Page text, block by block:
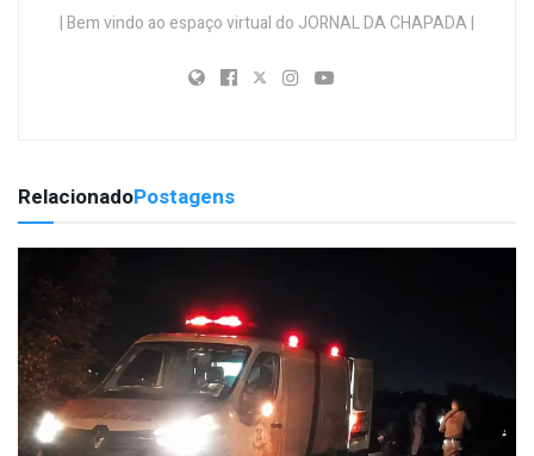
| Bem vindo ao espaço virtual do JORNAL DA CHAPADA |
RelacionadoPostagens